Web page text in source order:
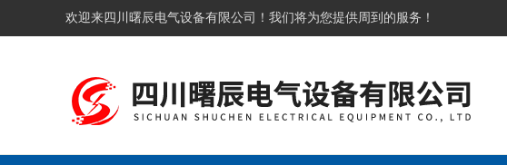
欢迎来四川曙辰电气设备有限公司！我们将为您提供周到的服务！